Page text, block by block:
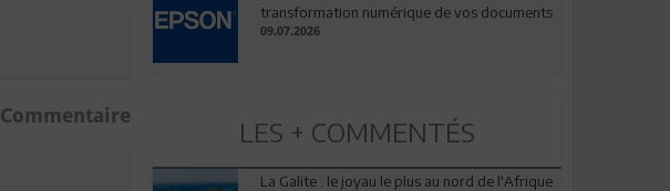
Commentaire
transformation numérique de vos documents
09.07.2026
LES + COMMENTÉS
La Galite : le joyau le plus au nord de l'Afrique